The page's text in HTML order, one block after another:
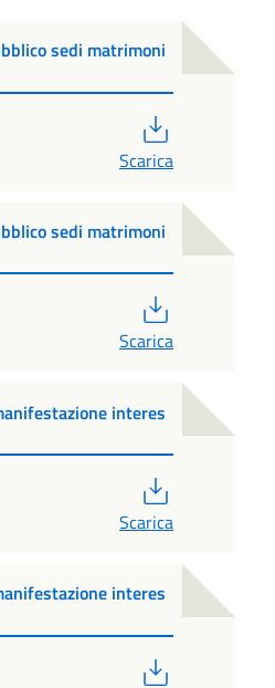
sedi matrimoni
Scarica
sedi matrimoni
Scarica
interes
Scarica
interes